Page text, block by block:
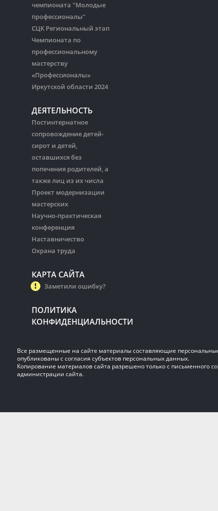
чемпионата "Молодые
профессионалы"
СЦК Региональный этап
Чемпионата по
профессиональному
мастерству
«Профессионалы»
Иркутской области 2024
ДЕЯТЕЛЬНОСТЬ
Постинтернатное
сопровождение детей-
сирот и детей,
оставшихся без
попечения родителей, а
также лиц из их числа
Проект модернизации
мастерских
Научно-практическая
конференция
Наставничество
Охрана труда
КАРТА САЙТА
Заметили ошибку?
ПОЛИТИКА
КОНФИДЕНЦИАЛЬНОСТИ
Все размещенные на сайте материалы составляющие
опубликованы с согласия субъектов персональных данных.
Копирование материалов сайта разрешено только с письменного
администрации сайта.